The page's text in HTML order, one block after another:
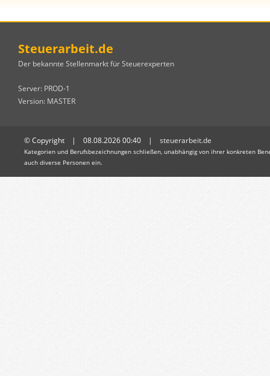
Steuerarbeit.de
Der bekannte Stellenmarkt für Steuerexperten
Server: PROD-1
Version: MASTER
© Copyright | 08.08.2026 00:40 | steuerarbeit.de
Kategorien und Berufsbezeichnungen schließen, unabhängig von ihrer konkreten
auch diverse Personen ein.